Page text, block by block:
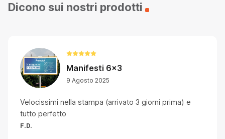
Dicono sui nostri prodotti
Manifesti 6x3
9 Agosto 2025
Velocissimi nella stampa (arrivato 3 giorni prima) e
tutto perfetto
F.D.